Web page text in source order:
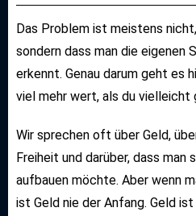
Das Problem ist meistens
sondern dass man die eigenen
erkennt. Genau darum geht es
viel mehr wert, als du vielleicht
Wir sprechen oft über Geld,
Freiheit und darüber, dass man
aufbauen möchte. Aber wenn
ist Geld nie der Anfang. Geld